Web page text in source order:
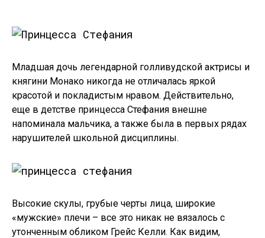
Младшая дочь легендарной голливудской актрисы и
княгини Монако никогда не отличалась яркой
красотой и покладистым нравом. Действительно,
еще в детстве принцесса Стефания внешне
напоминала мальчика, а также была в первых рядах
нарушителей школьной дисциплины.
Высокие скулы, грубые черты лица, широкие
«мужские» плечи – все это никак не вязалось с
утонченным обликом Грейс Келли. Как видим,